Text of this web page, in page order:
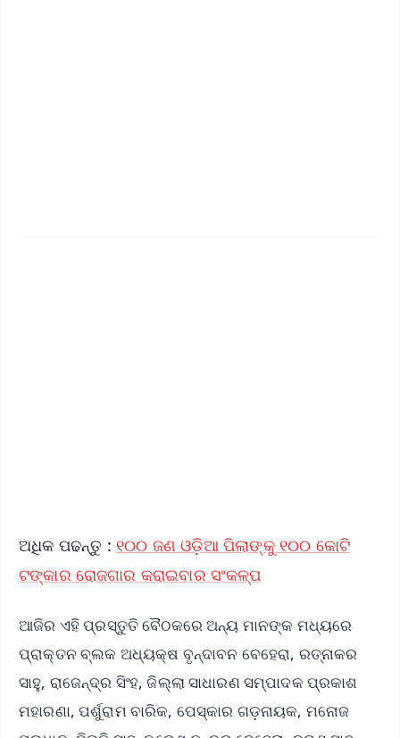
ଅଧିକ ପଢନ୍ତୁ : ୧୦୦ ଜଣ ଓଡ଼ିଆ ପିଲାଙ୍କୁ ୧୦୦ କୋଟି
ଟଙ୍କାର ରୋଜଗାର କରାଇବାର ସଂକଳ୍ପ
ଆଜିର ଏହି ପ୍ରସ୍ତୁତି ବୈଠକରେ ଅନ୍ୟ ମାନଙ୍କ ମଧ୍ୟରେ
ପ୍ରାକ୍ତନ ବ୍ଲକ ଅଧ୍ୟକ୍ଷ ବୃନ୍ଦାବନ ବେହେରା, ରତ୍ନାକର
ସାହୁ, ରାଜେନ୍ଦ୍ର ସିଂହ, ଜିଲ୍ଲା ସାଧାରଣ ସମ୍ପାଦକ ପ୍ରକାଶ
ମହାରଣା, ପର୍ଶୁରାମ ବାରିକ, ପେସ୍କାର ଗଡ଼ନାୟକ, ମନୋଜ